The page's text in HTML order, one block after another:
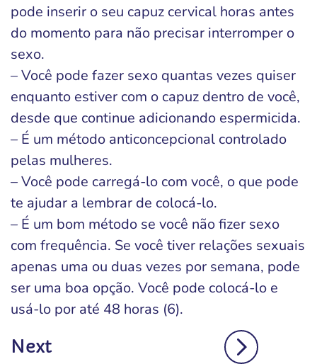
pode inserir o seu capuz cervical horas antes
do momento para não precisar interromper o
sexo.
– Você pode fazer sexo quantas vezes quiser
enquanto estiver com o capuz dentro de você,
desde que continue adicionando espermicida.
– É um método anticoncepcional controlado
pelas mulheres.
– Você pode carregá-lo com você, o que pode
te ajudar a lembrar de colocá-lo.
– É um bom método se você não fizer sexo
com frequência. Se você tiver relações sexuais
apenas uma ou duas vezes por semana, pode
ser uma boa opção. Você pode colocá-lo e
usá-lo por até 48 horas (6).
Next